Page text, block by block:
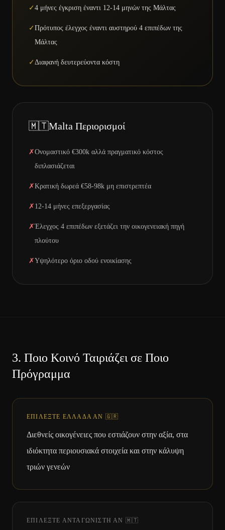
✓4 μήνες έγκριση έναντι 12-14 μηνών της Μάλτας
✓Πρότυπος έλεγχος έναντι αυστηρού 4 επιπέδων της
Μάλτας
✓Διαφανή δευτερεύοντα κόστη
🇲🇹Malta Περιορισμοί
✗Ονομαστικό €300k αλλά πραγματικό κόστος
διπλασιάζεται
✗Κρατική δωρεά €58-98k μη επιστρεπτέα
✗ 12-14 μήνες επεξεργασίας
✗Έλεγχος 4 επιπέδων εξετάζει την οικογενειακή πηγή
πλούτου
✗Υψηλότερο όριο οδού ενοικίασης
3. Ποιο Κοινό Ταιριάζει σε Ποιο
Πρόγραμμα
ΕΠΙΛΈΞΤΕ ΕΛΛΆΔΑ ΑΝ 🇬🇷
Διεθνείς οικογένειες που εστιάζουν στην αξία, στα
ιδιόκτητα περιουσιακά στοιχεία και στην κάλυψη
τριών γενεών
ΕΠΙΛΈΞΤΕ ΑΝΤΑΓΩΝΙΣΤΉ ΑΝ 🇲🇹